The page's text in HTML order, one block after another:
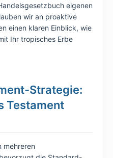
eigenen
wir an proaktive
einen klaren Einblick, wie
Ihr tropisches Erbe
Strategie:
Testament
mehreren